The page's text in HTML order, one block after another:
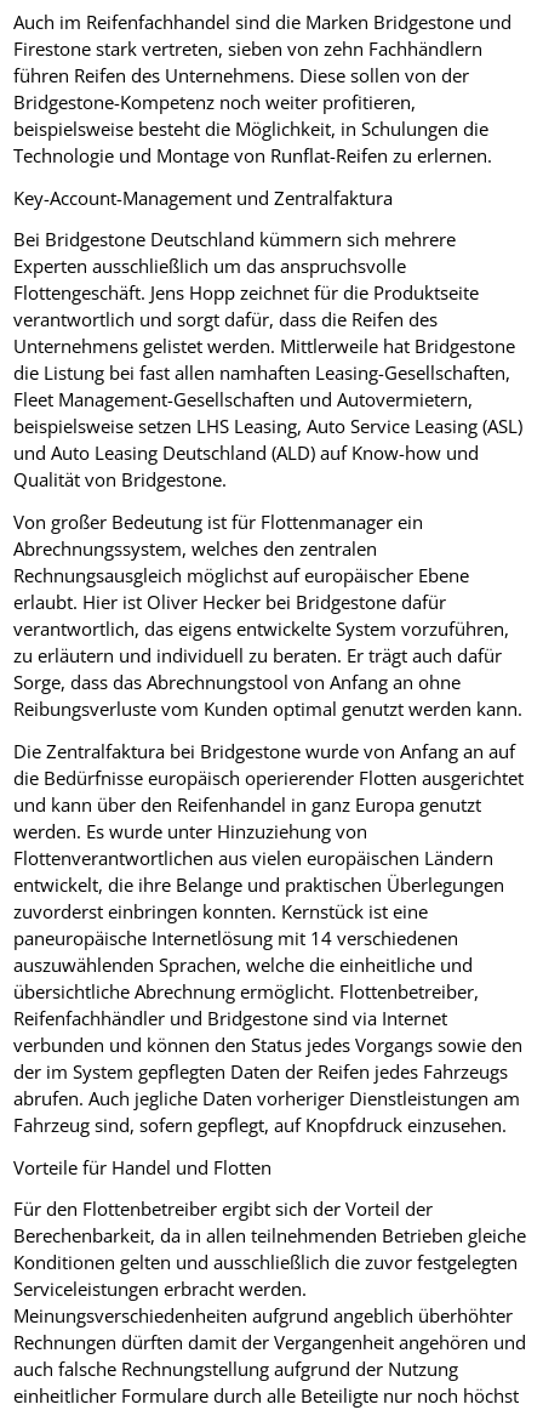
Auch im Reifenfachhandel sind die Marken Bridgestone und
Firestone stark vertreten, sieben von zehn Fachhändlern
führen Reifen des Unternehmens. Diese sollen von der
Bridgestone-Kompetenz noch weiter profitieren,
beispielsweise besteht die Möglichkeit, in Schulungen die
Technologie und Montage von Runflat-Reifen zu erlernen.
Key-Account-Management und Zentralfaktura
Bei Bridgestone Deutschland kümmern sich mehrere
Experten ausschließlich um das anspruchsvolle
Flottengeschäft. Jens Hopp zeichnet für die Produktseite
verantwortlich und sorgt dafür, dass die Reifen des
Unternehmens gelistet werden. Mittlerweile hat Bridgestone
die Listung bei fast allen namhaften Leasing-Gesellschaften,
Fleet Management-Gesellschaften und Autovermietern,
beispielsweise setzen LHS Leasing, Auto Service Leasing (ASL)
und Auto Leasing Deutschland (ALD) auf Know-how und
Qualität von Bridgestone.
Von großer Bedeutung ist für Flottenmanager ein
Abrechnungssystem, welches den zentralen
Rechnungsausgleich möglichst auf europäischer Ebene
erlaubt. Hier ist Oliver Hecker bei Bridgestone dafür
verantwortlich, das eigens entwickelte System vorzuführen,
zu erläutern und individuell zu beraten. Er trägt auch dafür
Sorge, dass das Abrechnungstool von Anfang an ohne
Reibungsverluste vom Kunden optimal genutzt werden kann.
Die Zentralfaktura bei Bridgestone wurde von Anfang an auf
die Bedürfnisse europäisch operierender Flotten ausgerichtet
und kann über den Reifenhandel in ganz Europa genutzt
werden. Es wurde unter Hinzuziehung von
Flottenverantwortlichen aus vielen europäischen Ländern
entwickelt, die ihre Belange und praktischen Überlegungen
zuvorderst einbringen konnten. Kernstück ist eine
paneuropäische Internetlösung mit 14 verschiedenen
auszuwählenden Sprachen, welche die einheitliche und
übersichtliche Abrechnung ermöglicht. Flottenbetreiber,
Reifenfachhändler und Bridgestone sind via Internet
verbunden und können den Status jedes Vorgangs sowie den
der im System gepflegten Daten der Reifen jedes Fahrzeugs
abrufen. Auch jegliche Daten vorheriger Dienstleistungen am
Fahrzeug sind, sofern gepflegt, auf Knopfdruck einzusehen.
Vorteile für Handel und Flotten
Für den Flottenbetreiber ergibt sich der Vorteil der
Berechenbarkeit, da in allen teilnehmenden Betrieben gleiche
Konditionen gelten und ausschließlich die zuvor festgelegten
Serviceleistungen erbracht werden.
Meinungsverschiedenheiten aufgrund angeblich überhöhter
Rechnungen dürften damit der Vergangenheit angehören und
auch falsche Rechnungstellung aufgrund der Nutzung
einheitlicher Formulare durch alle Beteiligte nur noch höchst